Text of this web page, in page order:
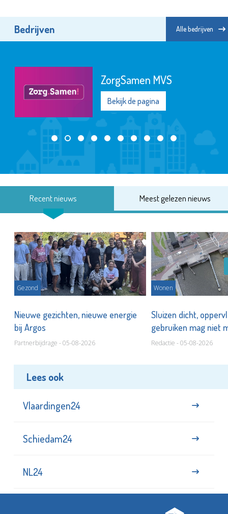
Bedrijven Alle bedrijven
ZorgSamen MVS
Bekijk de pagina
Recent nieuws Meest gelezen nieuws
Gezond
Nieuwe gezichten, nieuwe energie
bij Argos
Partnerbijdrage - 05-08-2026
Wonen
Sluizen dicht,
gebruiken mag niet
Redactie - 05-08-2026
Lees ook
Vlaardingen24
Schiedam24
NL24